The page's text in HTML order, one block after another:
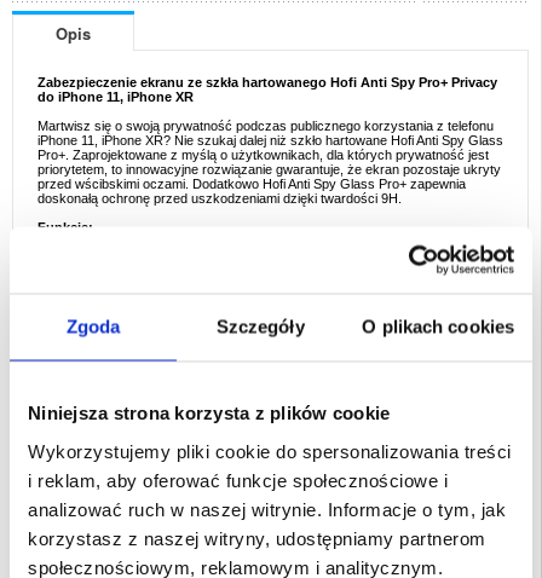
Zgoda Szczegóły O plikach cookies
Niniejsza strona korzysta z plików cookie
Wykorzystujemy pliki cookie do spersonalizowania treści
i reklam, aby oferować funkcje społecznościowe i
analizować ruch w naszej witrynie. Informacje o tym, jak
korzystasz z naszej witryny, udostępniamy partnerom
społecznościowym, reklamowym i analitycznym.
Opis
Zabezpieczenie ekranu ze szkła hartowanego Hofi Anti Spy Pro+ Privacy
do iPhone 11, iPhone XR
Martwisz się o swoją prywatność podczas publicznego korzystania z telefonu
iPhone 11, iPhone XR? Nie szukaj dalej niż szkło hartowane Hofi Anti Spy Glass
Pro+. Zaprojektowane z myślą o użytkownikach, dla których prywatność jest
priorytetem, to innowacyjne rozwiązanie gwarantuje, że ekran pozostaje ukryty
przed wścibskimi oczami. Dodatkowo Hofi Anti Spy Glass Pro+ zapewnia
doskonałą ochronę przed uszkodzeniami dzięki twardości 9H.
Funkcje:
- Prywatne zabezpieczenie ekranu ze szkła hartowanego do iPhone 11, iPhone
- To szkło hartowane 9H zapewnia doskonałą ochronę przed zadrapaniami,
- Utrzymuje czułość dotykową urządzenia, umożliwiając płynne i responsywne
- Wyposażone w wysokiej jakości powłokę oleofobową, która redukuje smugi
Opakowanie:Euroblister
EAN: 9490713933459
Powiązane kategorie:
Akcesoria do telefonów Szkła hartowane
Szkło
hartowane iPhone , Szkło hartowane iPhone 11